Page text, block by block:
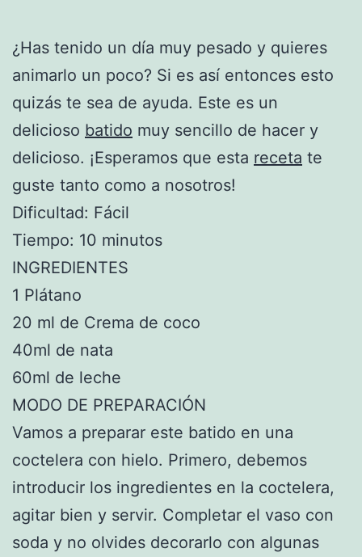
¿Has tenido un día muy pesado y quieres
animarlo un poco? Si es así entonces esto
quizás te sea de ayuda. Este es un
delicioso batido muy sencillo de hacer y
delicioso. ¡Esperamos que esta receta te
guste tanto como a nosotros!
Dificultad: Fácil
Tiempo: 10 minutos
INGREDIENTES
1 Plátano
20 ml de Crema de coco
40ml de nata
60ml de leche
MODO DE PREPARACIÓN
Vamos a preparar este batido en una
coctelera con hielo. Primero, debemos
introducir los ingredientes en la coctelera,
agitar bien y servir. Completar el vaso con
soda y no olvides decorarlo con algunas